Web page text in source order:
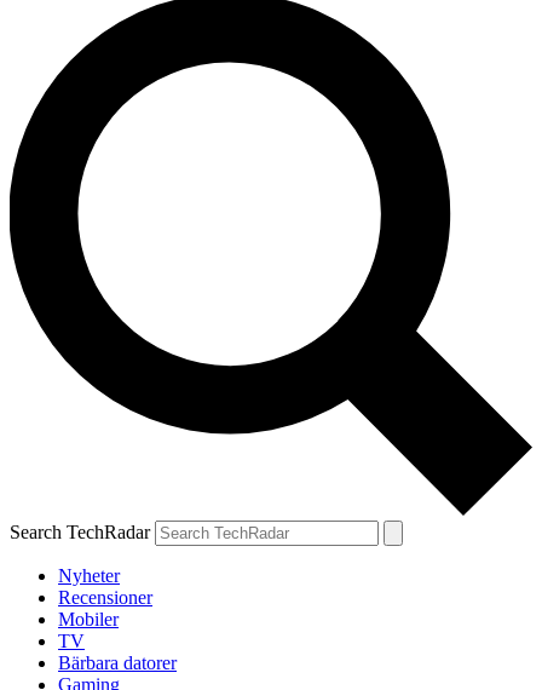
Search TechRadar
Nyheter
Recensioner
Mobiler
TV
Bärbara datorer
Gaming